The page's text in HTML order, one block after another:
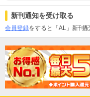
新刊通知を受け取る
会員登録をすると「AL」新刊